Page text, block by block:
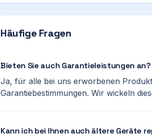
Häufige Fragen
Bieten Sie auch Garantieleistungen an?
Ja, für alle bei uns erworbenen
Garantiebestimmungen. Wir wickeln
Kann ich bei Ihnen auch ältere Geräte